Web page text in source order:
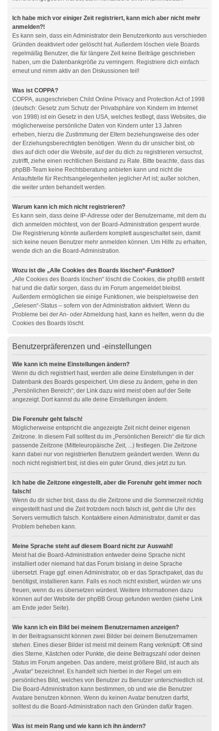
Ich habe mich vor einiger Zeit registriert, kann mich aber nicht mehr
anmelden?!
Es kann sein, dass ein Administrator dein Benutzerkonto aus verschieden
Gründen deaktiviert oder gelöscht hat. Außerdem löschen viele Boards
regelmäßig Benutzer, die für längere Zeit keine Beiträge geschrieben
haben, um die Datenbankgröße zu verringern. Registriere dich einfach
erneut und nimm aktiv an den Diskussionen teil!
Was ist COPPA?
COPPA, ausgeschrieben Child Online Privacy and Protection Act of 1998
(deutsch: Gesetz zum Schutz der Privatsphäre von Kindern im Internet
von 1998) ist ein Gesetz in den USA, welches festlegt, dass Websites, die
möglicherweise persönliche Daten von Kindern unter 13 Jahren
erheben, hierzu die Zustimmung der Eltern beziehungsweise des oder
der Erziehungsberechtigten benötigen. Wenn du dir unsicher bist, ob
dies auf dich oder die Website, auf der du dich zu registrieren versuchst,
zutrifft, ziehe einen rechtlichen Beistand zu Rate. Bitte beachte, dass das
phpBB-Team keine Rechtsberatung anbieten kann und nicht die
Anlaufstelle für Rechtsangelegenheiten jeglicher Art ist; außer solchen,
die weiter unten behandelt werden.
Warum kann ich mich nicht registrieren?
Es kann sein, dass deine IP-Adresse oder der Benutzername, mit dem du
dich anmelden möchtest, von der Board-Administration gesperrt wurde.
Die Registrierung könnte außerdem komplett ausgeschaltet sein, damit
sich keine neuen Benutzer mehr anmelden können. Um Hilfe zu erhalten,
wende dich an die Board-Administration.
Wozu ist die „Alle Cookies des Boards löschen“-Funktion?
„Alle Cookies des Boards löschen“ löscht die Cookies, die phpBB erstellt
hat und die dafür sorgen, dass du im Forum angemeldet bleibst.
Außerdem ermöglichen sie einige Funktionen, wie beispielsweise den
„Gelesen“-Status – sofern von der Administration aktiviert. Wenn du
Probleme bei der An- oder Abmeldung hast, kann es helfen, wenn du die
Cookies des Boards löscht.
Benutzerpräferenzen und -einstellungen
Wie kann ich meine Einstellungen ändern?
Wenn du dich registriert hast, werden alle deine Einstellungen in der
Datenbank des Boards gespeichert. Um diese zu ändern, gehe in den
„Persönlichen Bereich“; der Link dazu wird meist oben auf der Seite
angezeigt. Dort kannst du alle deine Einstellungen ändern.
Die Forenuhr geht falsch!
Möglicherweise entspricht die angezeigte Zeit nicht deiner eigenen
Zeitzone. In diesem Fall solltest du im „Persönlichen Bereich“ die für dich
passende Zeitzone (Mitteleuropäische Zeit, ...) festlegen. Die Zeitzone
kann dabei nur von registrierten Benutzern geändert werden. Wenn du
noch nicht registriert bist, ist dies ein guter Grund, dies jetzt zu tun.
Ich habe die Zeitzone eingestellt, aber die Forenuhr geht immer noch
falsch!
Wenn du dir sicher bist, dass du die Zeitzone und die Sommerzeit richtig
eingestellt hast und die Zeit trotzdem noch falsch ist, geht die Uhr des
Servers vermutlich falsch. Kontaktiere einen Administrator, damit er das
Problem beheben kann.
Meine Sprache steht auf diesem Board nicht zur Auswahl!
Meist hat die Board-Administration entweder deine Sprache nicht
installiert oder niemand hat das Forum bislang in deine Sprache
übersetzt. Frage ggf. einen Administrator, ob er das Sprachpaket, das du
benötigst, installieren kann. Falls es noch nicht existiert, würden wir uns
freuen, wenn du es übersetzen würdest. Weitere Informationen dazu
können auf der Website der phpBB Group gefunden werden (siehe Link
am Ende jeder Seite).
Wie kann ich ein Bild bei meinem Benutzernamen anzeigen?
In der Beitragsansicht können zwei Bilder bei deinem Benutzernamen
stehen. Eines dieser Bilder ist meist mit deinem Rang verknüpft: Oft sind
dies Sterne, Kästchen oder Punkte, die deine Beitragszahl oder deinen
Status im Forum angeben. Das andere, meist größere Bild, ist auch als
„Avatar“ bezeichnet. Es handelt sich hierbei in der Regel um ein
persönliches Bild, welches von Benutzer zu Benutzer unterschiedlich ist.
Die Board-Administration kann bestimmen, ob und wie die Benutzer
Avatare benutzen können. Wenn du keinen Avatar benutzen darfst,
solltest du die Board-Administration nach den Gründen dafür fragen.
Was ist mein Rang und wie kann ich ihn ändern?